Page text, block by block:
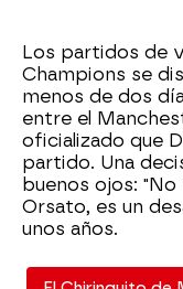
Los partidos de
Champions se
menos de dos
entre el
oficializado que
partido. Una
buenos ojos:
Orsato, es un
unos años.